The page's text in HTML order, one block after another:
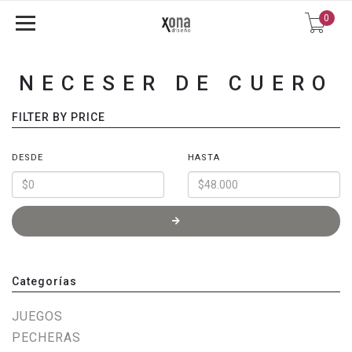
0
NECESER DE CUERO
FILTER BY PRICE
DESDE HASTA
Categorías
JUEGOS
PECHERAS